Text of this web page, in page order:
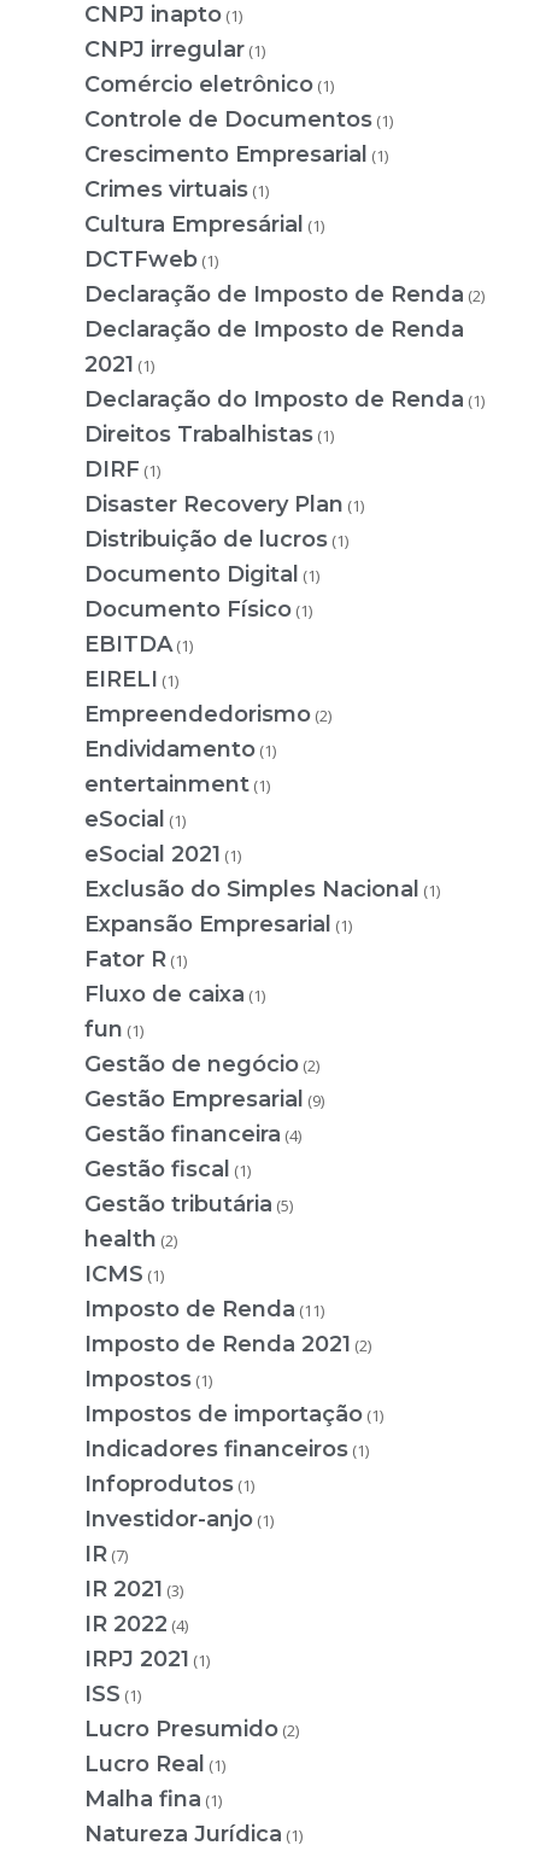
CNPJ inapto (1)
CNPJ irregular (1)
Comércio eletrônico (1)
Controle de Documentos (1)
Crescimento Empresarial (1)
Crimes virtuais (1)
Cultura Empresárial (1)
DCTFweb (1)
Declaração de Imposto de Renda (2)
Declaração de Imposto de Renda
2021 (1)
Declaração do Imposto de Renda (1)
Direitos Trabalhistas (1)
DIRF (1)
Disaster Recovery Plan (1)
Distribuição de lucros (1)
Documento Digital (1)
Documento Físico (1)
EBITDA (1)
EIRELI (1)
Empreendedorismo (2)
Endividamento (1)
entertainment (1)
eSocial (1)
eSocial 2021 (1)
Exclusão do Simples Nacional (1)
Expansão Empresarial (1)
Fator R (1)
Fluxo de caixa (1)
fun (1)
Gestão de negócio (2)
Gestão Empresarial (9)
Gestão financeira (4)
Gestão fiscal (1)
Gestão tributária (5)
health (2)
ICMS (1)
Imposto de Renda (11)
Imposto de Renda 2021 (2)
Impostos (1)
Impostos de importação (1)
Indicadores financeiros (1)
Infoprodutos (1)
Investidor-anjo (1)
IR (7)
IR 2021 (3)
IR 2022 (4)
IRPJ 2021 (1)
ISS (1)
Lucro Presumido (2)
Lucro Real (1)
Malha fina (1)
Natureza Jurídica (1)